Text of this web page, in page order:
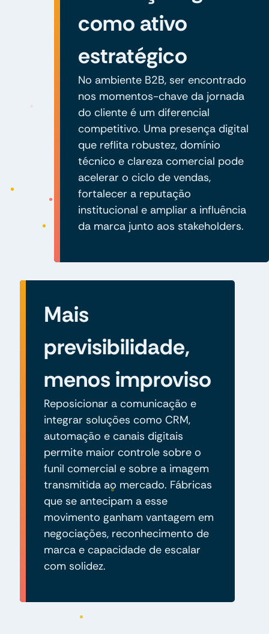
como ativo
estratégico
No ambiente B2B, ser encontrado
nos momentos-chave da jornada
do cliente é um diferencial
competitivo. Uma presença digital
que reflita robustez, domínio
técnico e clareza comercial pode
acelerar o ciclo de vendas,
fortalecer a reputação
institucional e ampliar a influência
da marca junto aos stakeholders.
Mais
previsibilidade,
menos improviso
Reposicionar a comunicação e
integrar soluções como CRM,
automação e canais digitais
permite maior controle sobre o
funil comercial e sobre a imagem
transmitida ao mercado. Fábricas
que se antecipam a esse
movimento ganham vantagem em
negociações, reconhecimento de
marca e capacidade de escalar
com solidez.